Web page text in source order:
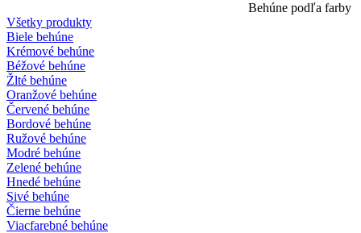
Behúne podľa farby
Všetky produkty
Biele behúne
Krémové behúne
Béžové behúne
Žlté behúne
Oranžové behúne
Červené behúne
Bordové behúne
Ružové behúne
Modré behúne
Zelené behúne
Hnedé behúne
Sivé behúne
Čierne behúne
Viacfarebné behúne